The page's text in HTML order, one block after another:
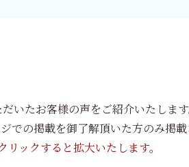
いたお客様の声をご紹介いたします
の掲載を御了解頂いた方のみ掲載
ックすると拡大いたします。